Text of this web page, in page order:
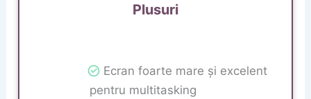
Plusuri
Ecran foarte mare și excelent
pentru multitasking